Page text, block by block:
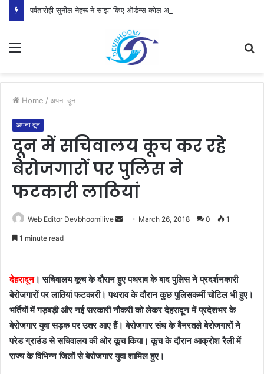
पर्वतारोही सुनील नेहरू ने साझा किए ऑडेन्स कोल आरोहण के रोमांचक अनुभव
Menu
Home / अपना दून
अपना दून
दून में सचिवालय कूच कर रहे
बेरोजगारों पर पुलिस ने
फटकारी लाठियां
Web Editor Devbhoomilive
Send March 26, 2018 0 1
1 minute read
देहरादून। सचिवालय कूच के दौरान हुए पथराव के बाद पुलिस ने प्रदर्शनकारी
बेरोजगारों पर लाठियां फटकारी। पथराव के दौरान कुछ पुलिसकर्मी चोटिल भी हुए।
भर्तियों में गड़बड़ी और नई सरकारी नौकरी को लेकर देहरादून में प्रदेशभर के
बेरोजगार युवा सड़क पर उतर आए हैं। बेरोजगार संघ के बैनरतले बेरोजगारों ने
परेड ग्राउंड से सचिवालय की ओर कूच किया। कूच के दौरान आक्रोश रैली में
राज्य के विभिन्न जिलों से बेरोजगार युवा शामिल हुए।